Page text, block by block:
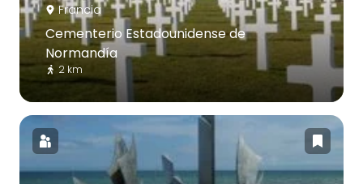
Francia
Cementerio Estadounidense de
Normandía
2 km